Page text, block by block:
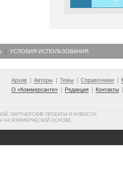
УСЛОВИЯ ИСПОЛЬЗОВАНИЯ
Архив Авторы Темы Справочники
О «Коммерсанте»
Редакция Контакты
ПАРТНЕРСКИЕ ПРОЕКТЫ И НОВОСТИ
НА КОММЕРЧЕСКОЙ ОСНОВЕ